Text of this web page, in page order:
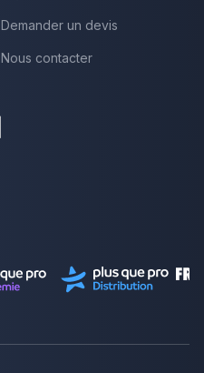
Demander un devis
Nous contacter